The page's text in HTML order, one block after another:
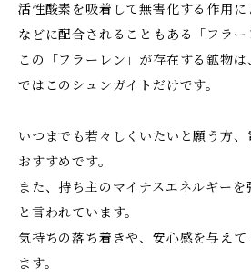
活性酸素を吸着して無害化する作用
などに配合されることもある「フラー
この「フラーレン」が存在する鉱物
ではこのシュンガイトだけです。
いつまでも若々しくいたいと願う方
おすすめです。
また、持ち主のマイナスエネルギーを
と言われています。
気持ちの落ち着きや、安心感を与え
ます。